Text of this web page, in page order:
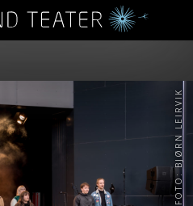
FOTO: BJØRN LEIRVIK